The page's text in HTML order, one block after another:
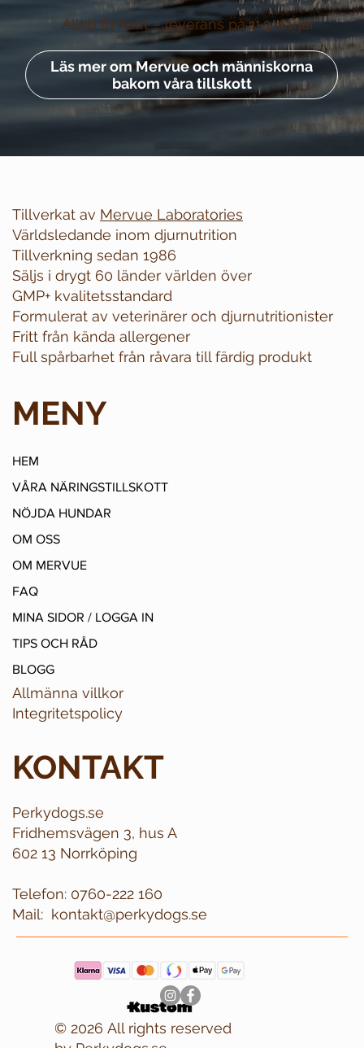
Läs mer om Mervue och människorna
bakom våra tillskott
Alltid fri frakt –leverans på 1–3 dagar
Tillverkat av Mervue Laboratories
Världsledande inom djurnutrition
Tillverkning sedan 1986
Säljs i drygt 60 länder världen över
GMP+ kvalitetsstandard
Formulerat av veterinärer och djurnutritionister
Fritt från kända allergener
Full spårbarhet från råvara till färdig produkt
MENY
HEM
VÅRA NÄRINGSTILLSKOTT
NÖJDA HUNDAR
OM OSS
OM MERVUE
FAQ
MINA SIDOR / LOGGA IN
TIPS OCH RÅD
BLOGG
Allmänna villkor
Integritetspolicy
KONTAKT
Perkydogs.se
Fridhemsvägen 3, hus A
602 13 Norrköping
Telefon: 0760-222 160
kontakt@perkydogs.se
Mail:
© 2026 All rights reserved